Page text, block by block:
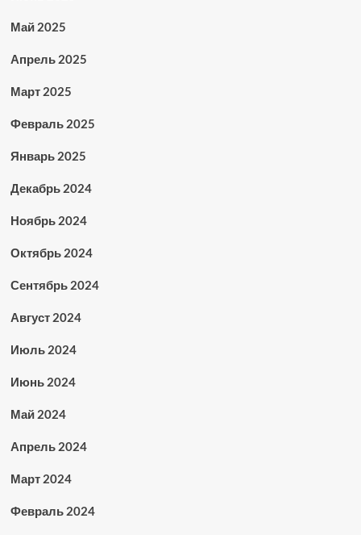
Май 2025
Апрель 2025
Март 2025
Февраль 2025
Январь 2025
Декабрь 2024
Ноябрь 2024
Октябрь 2024
Сентябрь 2024
Август 2024
Июль 2024
Июнь 2024
Май 2024
Апрель 2024
Март 2024
Февраль 2024